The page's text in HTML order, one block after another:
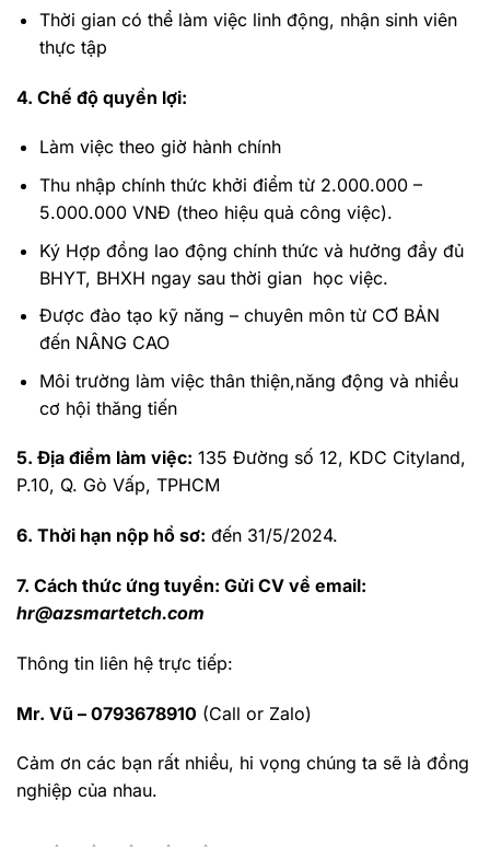
Thời gian có thể làm việc linh động, nhận sinh viên
thực tập
4. Chế độ quyền lợi:
Làm việc theo giờ hành chính
Thu nhập chính thức khởi điểm từ 2.000.000 –
5.000.000 VNĐ (theo hiệu quả công việc).
Ký Hợp đồng lao động chính thức và hưởng đầy đủ
BHYT, BHXH ngay sau thời gian học việc.
Được đào tạo kỹ năng – chuyên môn từ CƠ BẢN
đến NÂNG CAO
Môi trường làm việc thân thiện,năng động và nhiều
cơ hội thăng tiến
5. Địa điểm làm việc: 135 Đường số 12, KDC Cityland,
P.10, Q. Gò Vấp, TPHCM
6. Thời hạn nộp hồ sơ: đến 31/5/2024.
7. Cách thức ứng tuyển: Gửi CV về email:
hr@azsmartetch.com
Thông tin liên hệ trực tiếp:
Mr. Vũ – 0793678910 (Call or Zalo)
Cảm ơn các bạn rất nhiều, hi vọng chúng ta sẽ là đồng
nghiệp của nhau.